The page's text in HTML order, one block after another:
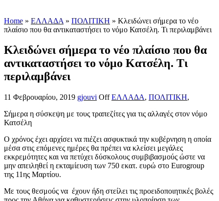
Home » ΕΛΛΑΔΑ » ΠΟΛΙΤΙΚΗ » Κλειδώνει σήμερα το νέο
πλαίσιο που θα αντικαταστήσει το νόμο Κατσέλη. Τι περιλαμβάνει
Κλειδώνει σήμερα το νέο πλαίσιο που θα
αντικαταστήσει το νόμο Κατσέλη. Τι
περιλαμβάνει
11 Φεβρουαρίου, 2019 gjouvi Off ΕΛΛΑΔΑ, ΠΟΛΙΤΙΚΗ,
Σήμερα η σύσκεψη με τους τραπεζίτες για τις αλλαγές στον νόμο
Κατσέλη
Ο χρόνος έχει αρχίσει να πιέζει ασφυκτικά την κυβέρνηση η οποία
μέσα στις επόμενες ημέρες θα πρέπει να κλείσει μεγάλες
εκκρεμότητες και να πετύχει δύσκολους συμβιβασμούς ώστε να
µην απειληθεί η εκταμίευση των 750 εκατ. ευρώ στο Eurogroup
της 11ης Μαρτίου.
Με τους θεσμούς να έχουν ήδη στείλει τις προειδοποιητικές βολές